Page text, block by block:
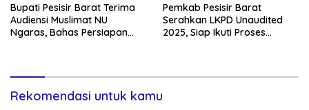
Bupati Pesisir Barat Terima
Audiensi Muslimat NU
Ngaras, Bahas Persiapan
Pemkab Pesisir Barat
Serahkan LKPD Unaudited
2025, Siap Ikuti Proses
Rekomendasi untuk kamu